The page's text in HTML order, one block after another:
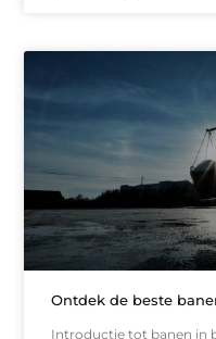
Ontdek de beste
Introductie tot banen in